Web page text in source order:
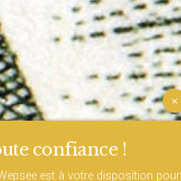
×
confiance !
est à votre disposition pour